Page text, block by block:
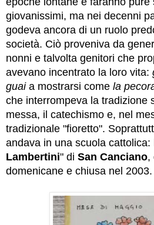
giovanissimi, ma nei decenni
godeva ancora di un ruolo
società. Ciò proveniva da
nonni e talvolta genitori che
avevano incentrato la loro vita:
guai a mostrarsi come la
che interrompeva la tradizione
messa, il catechismo e, nel
tradizionale "fioretto".
andava in una scuola cattolica:
Lambertini" di San Canciano,
domenicane e chiusa nel 2003.